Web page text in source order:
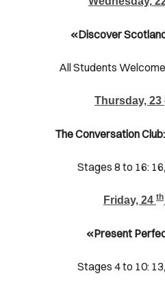
«Discover
All Students
Thursday, 23
The Conversation
Stages 8 to 16:
Friday, 24 th
«Present
Stages 4 to 10: